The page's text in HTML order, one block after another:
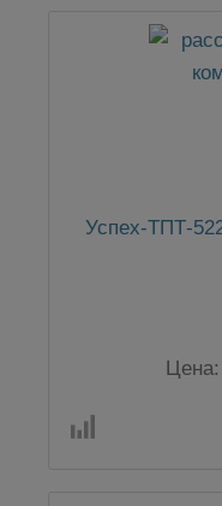
Успех-ТПТ-
Цена: